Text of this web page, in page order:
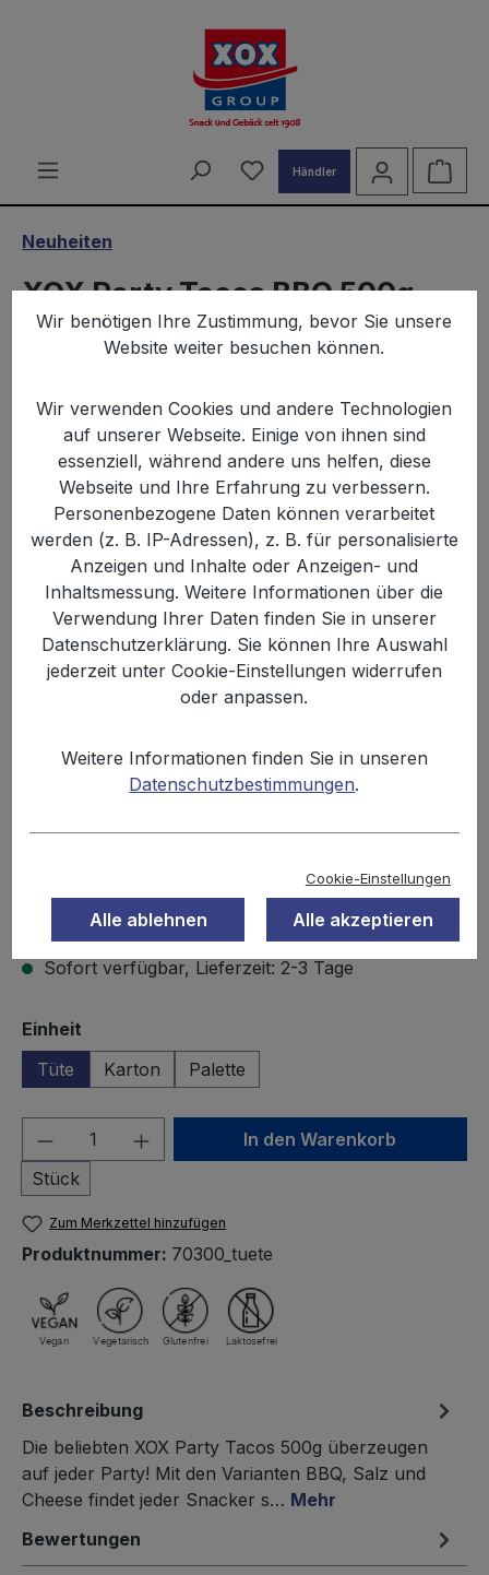
Du hast 0 Produkte auf
Händler
Neuheiten
XOX Party Tacos BBQ 500g
Bildergalerie überspringen
3,49 € 6,98 € / 1 kg
Ab12 3,33 € 6,66 € / 1 kg
Sofort verfügbar, Lieferzeit: 2-3 Tage
Einheit
Tüte
Karton Palette
Produkt Anzahl: Gib den
Stück
In den Warenkorb
Zum Merkzettel hinzufügen
Produktnummer: 70300_tuete
Beschreibung
Die beliebten XOX Party Tacos 500g überzeugen
auf jeder Party! Mit den Varianten BBQ, Salz und
Cheese findet jeder Snacker s… Mehr
Bewertungen
Wir benötigen Ihre Zustimmung, bevor Sie unsere
Website weiter besuchen können.
Wir verwenden Cookies und andere Technologien
auf unserer Webseite. Einige von ihnen sind
essenziell, während andere uns helfen, diese
Webseite und Ihre Erfahrung zu verbessern.
Personenbezogene Daten können verarbeitet
werden (z. B. IP-Adressen), z. B. für personalisierte
Anzeigen und Inhalte oder Anzeigen- und
Inhaltsmessung. Weitere Informationen über die
Verwendung Ihrer Daten finden Sie in unserer
Datenschutzerklärung. Sie können Ihre Auswahl
jederzeit unter Cookie-Einstellungen widerrufen
oder anpassen.
Weitere Informationen finden Sie in unseren
Datenschutzbestimmungen.
Cookie-Einstellungen
Alle ablehnen Alle akzeptieren